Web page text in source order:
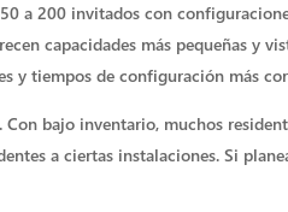
a 200 invitados con
capacidades más pequeñas y
y tiempos de configuración más
bajo inventario, muchos
a ciertas instalaciones. Si